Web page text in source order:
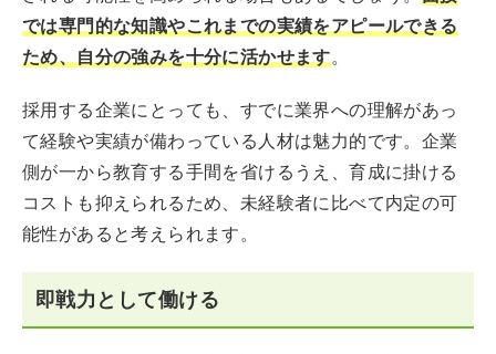
では専門的な知識やこれまでの実績をアピールできる
ため、自分の強みを十分に活かせます。
採用する企業にとっても、すでに業界への理解があっ
て経験や実績が備わっている人材は魅力的です。企業
側が一から教育する手間を省けるうえ、育成に掛ける
コストも抑えられるため、未経験者に比べて内定の可
能性があると考えられます。
即戦力として働ける